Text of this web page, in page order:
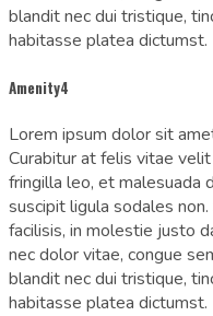
blandit nec dui tristique,
habitasse platea dictumst.
Amenity4
Lorem ipsum dolor sit
Curabitur at felis vitae
fringilla leo, et malesuada
suscipit ligula sodales
facilisis, in molestie justo
nec dolor vitae, congue
blandit nec dui tristique,
habitasse platea dictumst.